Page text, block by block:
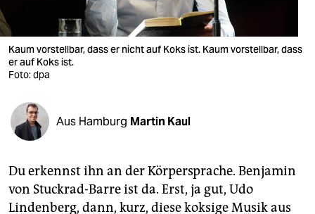
verlag
verlag
shop
fragen & hilfe
unterstützen
abo
Kaum vorstellbar, dass er nicht auf Koks ist. Kaum vorstellbar, dass
er auf Koks ist.
Foto: dpa
Aus Hamburg Martin Kaul
Du erkennst ihn an der Körpersprache. Benjamin
von Stuckrad-Barre ist da. Erst, ja gut, Udo
Lindenberg, dann, kurz, diese koksige Musik aus